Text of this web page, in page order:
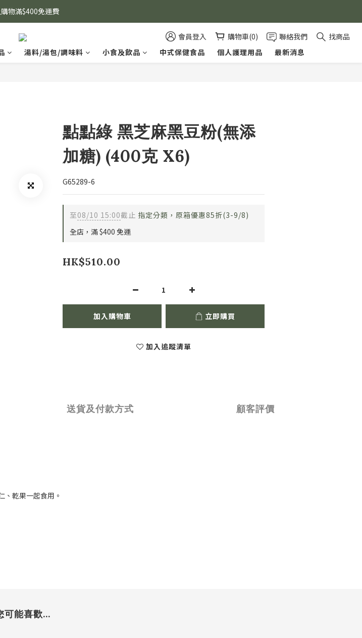
物滿$400免運費
會員登入 購物車(0) 聯絡我們
找商品
湯料/湯包/調味料 小食及飲品 中式保健食品 個人護理用品 最新消息
點點綠 黑芝麻黑豆粉(無添
加糖) (400克 X6)
G65289-6
至08/10 15:00截止 指定分類，原箱優惠85折(3-9/8)
全店，滿 $400 免運
HK$510.00
加入購物車 立即購買
加入追蹤清單
送貨及付款方式 顧客評價
、乾果一起食用。
可能喜歡...